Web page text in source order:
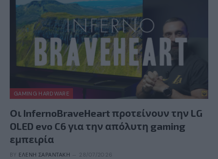
GAMING HARDWARE
Οι InfernoBraveHeart προτείνουν την LG
OLED evo C6 για την απόλυτη gaming
εμπειρία
BY ΕΛΈΝΗ ΣΑΡΑΝΤΆΚΗ 28/07/2026